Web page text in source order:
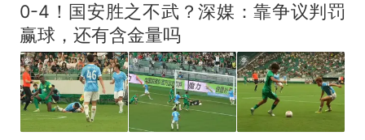
0-4！国安胜之不武？深媒：靠争议判罚
赢球，还有含金量吗